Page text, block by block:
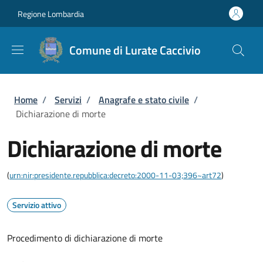
Regione Lombardia
Comune di Lurate Caccivio
Briciole di pane
Home / Servizi / Anagrafe e stato civile /
Dichiarazione di morte
Dichiarazione di morte
(urn:nir:presidente.repubblica:decreto:2000-11-03;396~art72)
Servizio attivo
Procedimento di dichiarazione di morte